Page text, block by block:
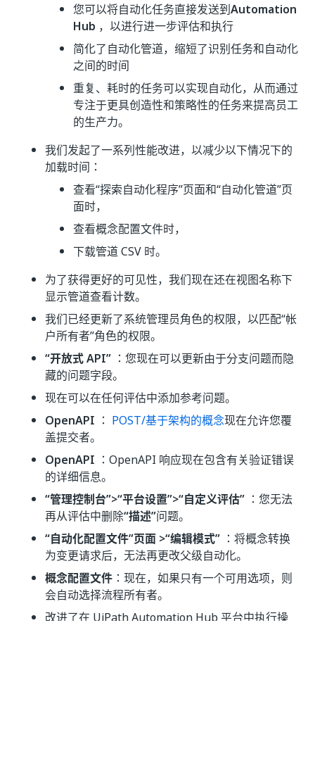
您可以将自动化任务直接发送到Automation
Hub ，以进行进一步评估和执行
简化了自动化管道，缩短了识别任务和自动化
之间的时间
重复、耗时的任务可以实现自动化，从而通过
专注于更具创造性和策略性的任务来提高员工
的生产力。
我们发起了一系列性能改进，以减少以下情况下的
加载时间：
查看“探索自动化程序”页面和“自动化管道”页
面时，
查看概念配置文件时，
下载管道 CSV 时。
为了获得更好的可见性，我们现在还在视图名称下
显示管道查看计数。
我们已经更新了系统管理员角色的权限，以匹配“帐
户所有者”角色的权限。
“开放式 API” ：您现在可以更新由于分支问题而隐
藏的问题字段。
现在可以在任何评估中添加参考问题。
OpenAPI ： POST/基于架构的概念现在允许您覆
盖提交者。
OpenAPI ：OpenAPI 响应现在包含有关验证错误
的详细信息。
“管理控制台”>“平台设置”>“自定义评估” ：您无法
再从评估中删除“描述”问题。
“自动化配置文件”页面 >“编辑模式” ：将概念转换
为变更请求后，无法再更改父级自动化。
概念配置文件 ：现在，如果只有一个可用选项，则
会自动选择流程所有者。
改进了在 UiPath Automation Hub 平台中执行操